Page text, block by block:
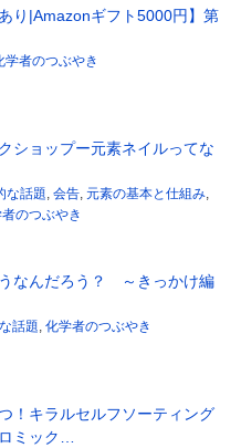
り|Amazonギフト5000円】第
学者のつぶやき
ショップー元素ネイルってな
な話題, 会告, 元素の基本と仕組み,
のつぶやき
なんだろう？ ～きっかけ編
話題, 化学者のつぶやき
！キラルセルフソーティング
ミック…